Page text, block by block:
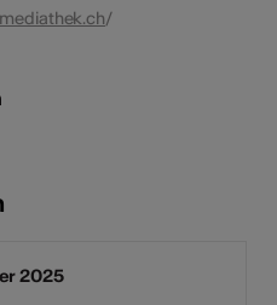
/
2025